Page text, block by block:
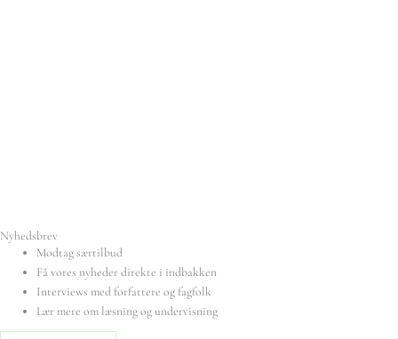
Nyhedsbrev
Modtag særtilbud
Få vores nyheder direkte i indbakken
Interviews med forfattere og fagfolk
Lær mere om læsning og undervisning